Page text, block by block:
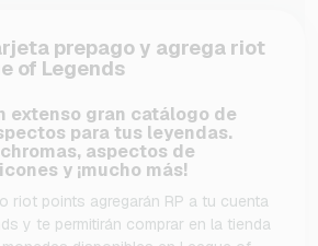
prepago y agrega riot
of Legends
extenso gran catálogo de
para tus leyendas.
aspectos de
y ¡mucho más!
riot points agregarán RP a tu cuenta
y te permitirán comprar en la tienda